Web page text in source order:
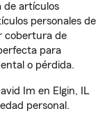
de artículos
personales de
cobertura de
para
o pérdida.
Im en Elgin, IL
personal.